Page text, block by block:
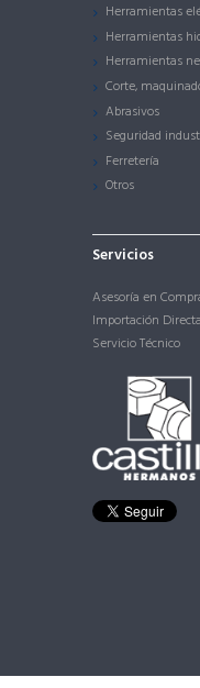
Herramientas
Herramientas
Herramientas
Corte,
Abrasivos
Seguridad
Ferretería
Otros
Servicios
Asesoría en
Importación Directa
Servicio Técnico